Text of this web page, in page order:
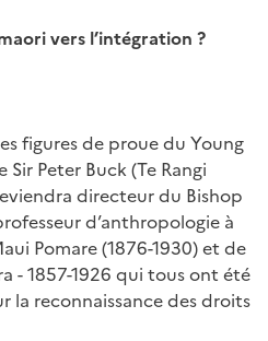
vers l’intégration ?
figures de proue du Young
Peter Buck (Te Rangi
directeur du Bishop
d’anthropologie à
Pomare (1876-1930) et de
- 1857-1926 qui tous ont été
reconnaissance des droits